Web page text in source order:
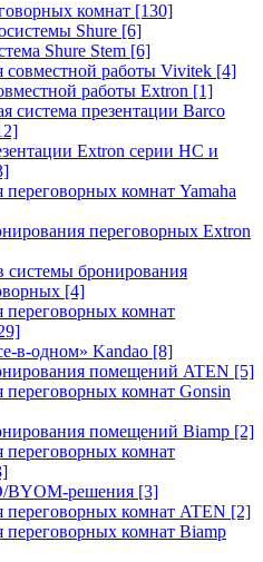
комнат [130]
Shure [6]
Shure Stem [6]
совместной работы Vivitek [4]
работы Extron [1]
система презентации Barco
Extron серии HC и
комнат Yamaha
переговорных Extron
системы бронирования
[4]
переговорных комнат
в-одном» Kandao [8]
помещений ATEN [5]
переговорных комнат Gonsin
помещений Biamp [2]
переговорных комнат
BYOM-решения [3]
переговорных комнат ATEN [2]
переговорных комнат Biamp